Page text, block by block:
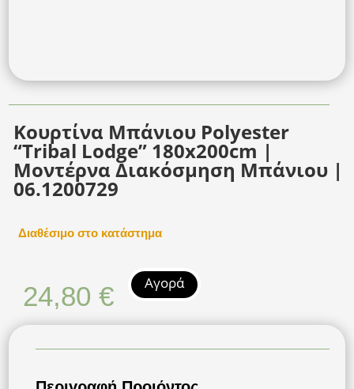
Κουρτίνα Μπάνιου Polyester
“Tribal Lodge” 180x200cm |
Μοντέρνα Διακόσμηση Μπάνιου |
06.1200729
Διαθέσιμο στο κατάστημα
24,80€ Αγορά